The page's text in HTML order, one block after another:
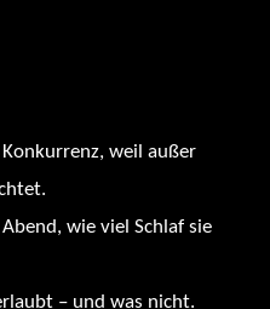
weil außer
wie viel Schlaf sie
– und was nicht.